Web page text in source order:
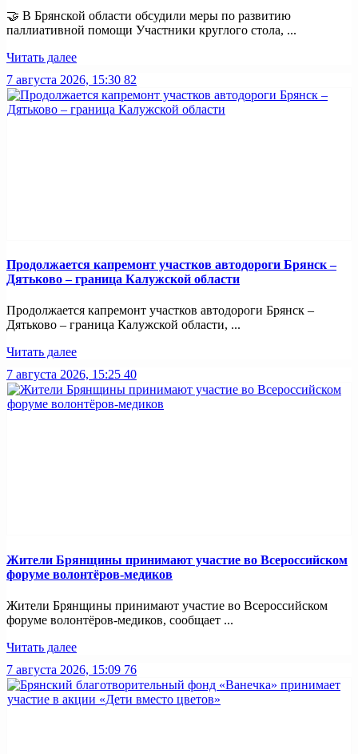
🤝 В Брянской области обсудили меры по развитию
паллиативной помощи Участники круглого стола, ...
Читать далее
7 августа 2026, 15:30 82
Продолжается капремонт участков автодороги Брянск –
Дятьково – граница Калужской области
Продолжается капремонт участков автодороги Брянск –
Дятьково – граница Калужской области, ...
Читать далее
7 августа 2026, 15:25 40
Жители Брянщины принимают участие во Всероссийском
форуме волонтёров-медиков
Жители Брянщины принимают участие во Всероссийском
форуме волонтёров-медиков, сообщает ...
Читать далее
7 августа 2026, 15:09 76